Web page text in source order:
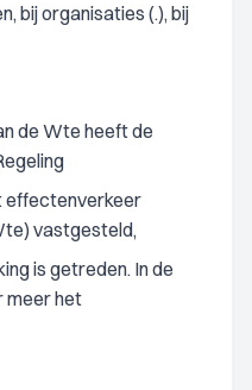
bij organisaties (.), bij
de Wte heeft de
effectenverkeer
vastgesteld,
is getreden. In de
meer het